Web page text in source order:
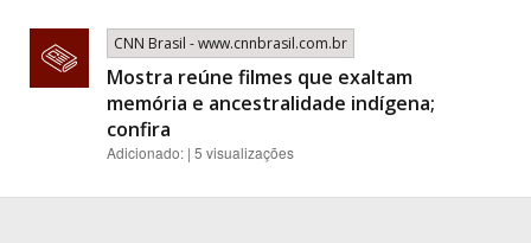
CNN Brasil - www.cnnbrasil.com.br
Mostra reúne filmes que exaltam
memória e ancestralidade indígena;
confira
Adicionado: | 5 visualizações